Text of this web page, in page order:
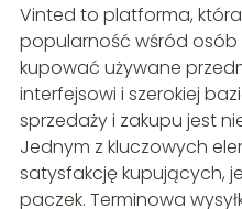
Vinted to platforma,
popularność wśród
kupować używane
interfejsowi i szerokiej
sprzedaży i zakupu jest
Jednym z kluczowych
satysfakcję kupujących,
paczek. Terminowa